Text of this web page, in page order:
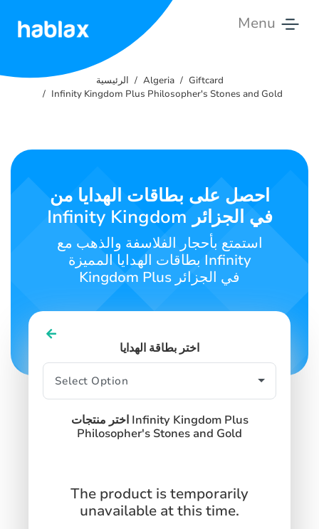
Menu
الأسعار
معنا
العربية
SIGN UP
الرئيسية Algeria
Giftcard
Infinity Kingdom Plus Philosopher's Stones and Gold
احصل على بطاقات الهدايا من
Infinity Kingdom في الجزائر
استمتع بأحجار الفلاسفة والذهب مع
بطاقات الهدايا المميزة Infinity
Kingdom Plus في الجزائر
اختر بطاقة الهدايا
اختر منتجات Infinity Kingdom Plus
Philosopher's Stones and Gold
The product is temporarily
unavailable at this time.